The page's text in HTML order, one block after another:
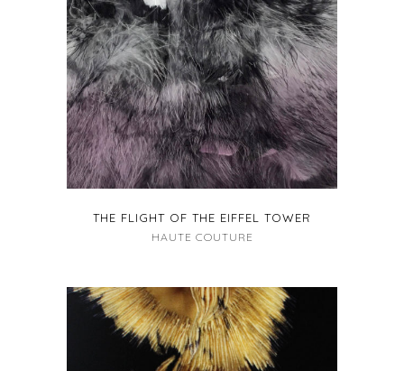
+
THE FLIGHT OF THE EIFFEL TOWER
HAUTE COUTURE